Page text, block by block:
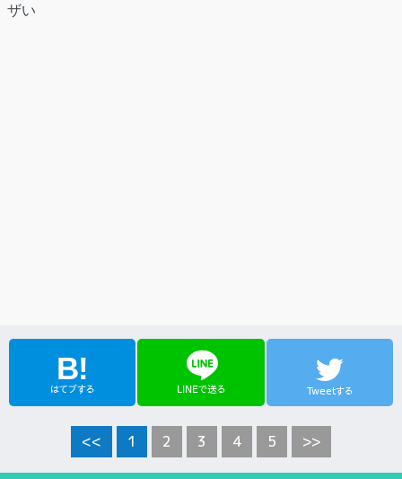
ザい
B!
はてブする
line
LINEで送る Tweetする
<< 1 2 3 4 5 >>